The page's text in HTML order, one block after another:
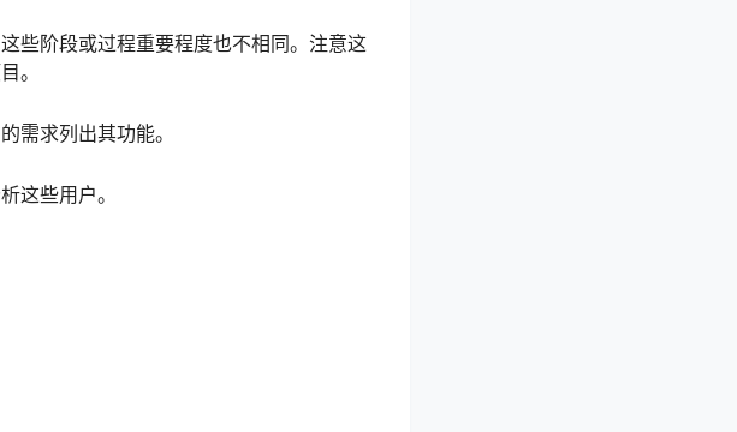
些阶段或过程重要程度也不相同。注意这
。
需求列出其功能。
这些用户。